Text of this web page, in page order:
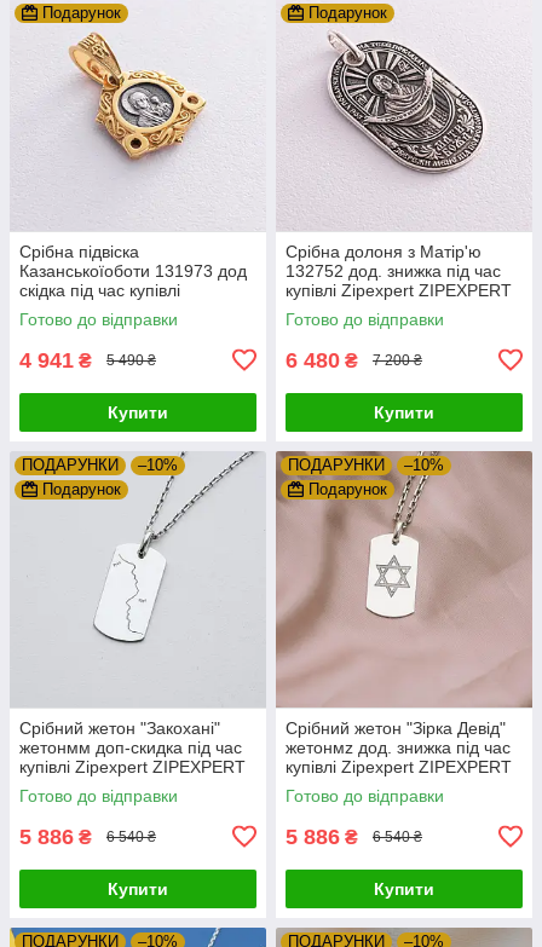
Подарунок
Срібна підвіска
Казанськоїоботи 131973 дод
скідка під час купівлі
Zipexpert ZIPEXPERT
Готово до відправки
4 941 ₴ 5 490 ₴
Купити
Подарунок
Срібна долоня з Матір'ю
132752 дод. знижка під час
купівлі Zipexpert ZIPEXPERT
Готово до відправки
6 480 ₴ 7 200 ₴
Купити
ПОДАРУНКИ
–10%
Подарунок
Срібний жетон "Закохані"
жетонмм доп-скидка під час
купівлі Zipexpert ZIPEXPERT
Готово до відправки
5 886 ₴ 6 540 ₴
Купити
ПОДАРУНКИ
–10%
Подарунок
Срібний жетон "Зірка Девід"
жетонмz дод. знижка під час
купівлі Zipexpert ZIPEXPERT
Готово до відправки
5 886 ₴ 6 540 ₴
Купити
ПОДАРУНКИ
–10%
ПОДАРУНКИ
–10%